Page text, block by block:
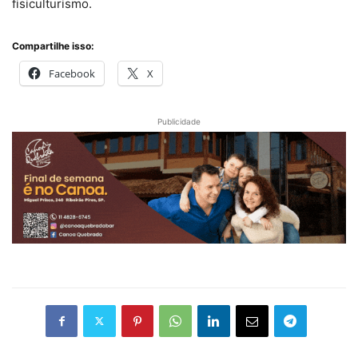
fisiculturismo.
Compartilhe isso:
Facebook X
Publicidade